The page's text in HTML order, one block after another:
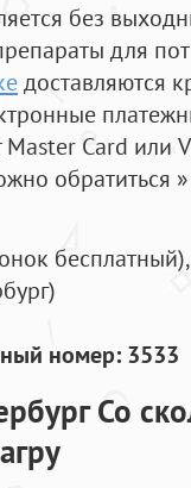
без
для
доставляются
Card или
обратиться
бесплатный),
номер: 3533
Со